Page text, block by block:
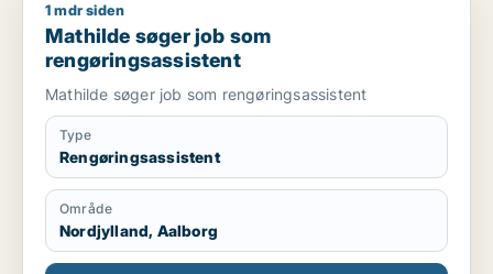
Mathilde søger job som rengøringsassistent
1 mdr siden
Mathilde søger job som
rengøringsassistent
Mathilde søger job som rengøringsassistent
Type
Rengøringsassistent
Område
Nordjylland, Aalborg